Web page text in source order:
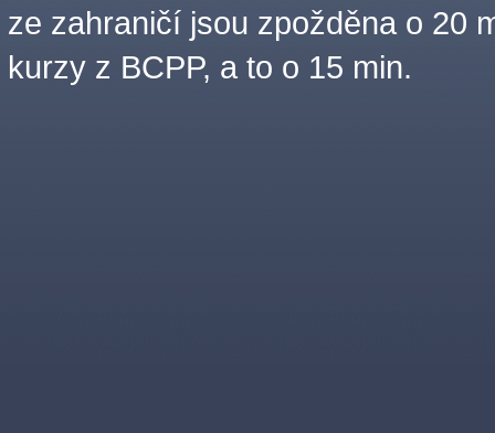
ze zahraničí jsou zpožděna o 20
kurzy z BCPP, a to o 15 min.